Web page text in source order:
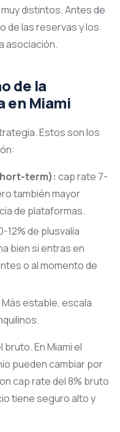
distintos. Antes de
de las reservas y los
asociación.
de la
en Miami
Estos son los
term): cap rate 7-
también mayor
de plataformas.
12% de plusvalía
bien si entras en
o al momento de
estable, escala
En Miami el
pueden cambiar por
cap rate del 8% bruto
tiene seguro alto y